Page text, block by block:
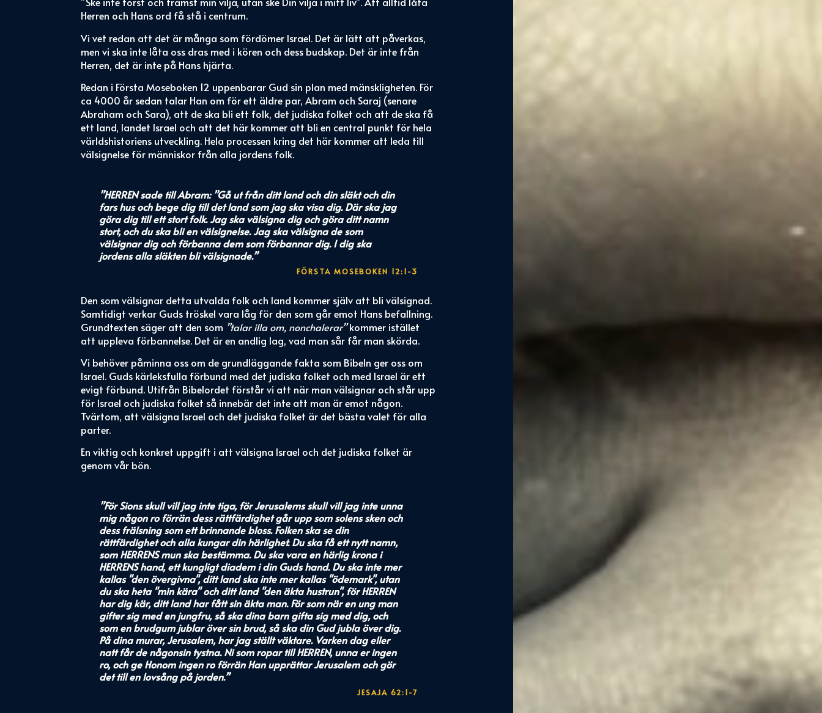
Herren och Hans ord få stå i centrum.
Vi vet redan att det är många som fördömer Israel. Det är lätt att påverkas,
men vi ska inte låta oss dras med i kören och dess budskap. Det är inte från
Herren, det är inte på Hans hjärta.
Redan i Första Moseboken 12 uppenbarar Gud sin plan med mänskligheten. För
ca 4000 år sedan talar Han om för ett äldre par, Abram och Saraj (senare
Abraham och Sara), att de ska bli ett folk, det judiska folket och att de ska få
ett land, landet Israel och att det här kommer att bli en central punkt för hela
världshistoriens utveckling. Hela processen kring det här kommer att leda till
välsignelse för människor från alla jordens folk.
”HERREN sade till Abram: ”Gå ut från ditt land och din släkt och din
fars hus och bege dig till det land som jag ska visa dig. Där ska jag
göra dig till ett stort folk. Jag ska välsigna dig och göra ditt namn
stort, och du ska bli en välsignelse. Jag ska välsigna de som
välsignar dig och förbanna dem som förbannar dig. I dig ska
jordens alla släkten bli välsignade.”
FÖRSTA MOSEBOKEN 12:1-3
Den som välsignar detta utvalda folk och land kommer själv att bli välsignad.
Samtidigt verkar Guds tröskel vara låg för den som går emot Hans befallning.
Grundtexten säger att den som ”talar illa om, nonchalerar”kommer istället
att uppleva förbannelse. Det är en andlig lag, vad man sår får man skörda.
Vi behöver påminna oss om de grundläggande fakta som Bibeln ger oss om
Israel. Guds kärleksfulla förbund med det judiska folket och med Israel är ett
evigt förbund. Utifrån Bibelordet förstår vi att när man välsignar och står upp
för Israel och judiska folket så innebär det inte att man är emot någon.
Tvärtom, att välsigna Israel och det judiska folket är det bästa valet för alla
parter.
En viktig och konkret uppgift i att välsigna Israel och det judiska folket är
genom vår bön.
”För Sions skull vill jag inte tiga, för Jerusalems skull vill jag inte unna
mig någon ro förrän dess rättfärdighet går upp som solens sken och
dess frälsning som ett brinnande bloss. Folken ska se din
rättfärdighet och alla kungar din härlighet. Du ska få ett nytt namn,
som HERRENS mun ska bestämma. Du ska vara en härlig krona i
HERRENS hand, ett kungligt diadem i din Guds hand. Du ska inte mer
kallas "den övergivna", ditt land ska inte mer kallas "ödemark", utan
du ska heta "min kära" och ditt land "den äkta hustrun", för HERREN
har dig kär, ditt land har fått sin äkta man. För som när en ung man
gifter sig med en jungfru, så ska dina barn gifta sig med dig, och
som en brudgum jublar över sin brud, så ska din Gud jubla över dig.
På dina murar, Jerusalem, har jag ställt väktare. Varken dag eller
natt får de någonsin tystna. Ni som ropar till HERREN, unna er ingen
ro, och ge Honom ingen ro förrän Han upprättar Jerusalem och gör
det till en lovsång på jorden.”
JESAJA 62:1-7